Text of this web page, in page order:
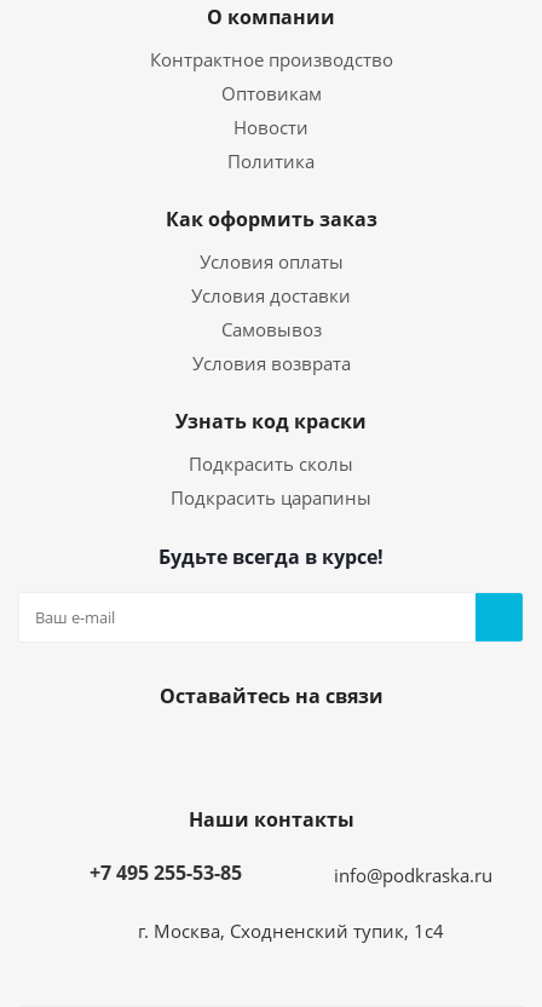
О компании
Контрактное производство
Оптовикам
Новости
Политика
Как оформить заказ
Условия оплаты
Условия доставки
Самовывоз
Условия возврата
Узнать код краски
Подкрасить сколы
Подкрасить царапины
Будьте всегда в курсе!
Оставайтесь на связи
Наши контакты
+7 495 255-53-85
info@podkraska.ru
г. Москва, Сходненский тупик, 1с4